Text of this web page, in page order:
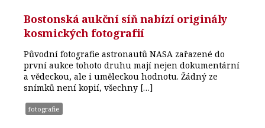
Bostonská aukční síň nabízí originály
kosmických fotografií
Původní fotografie astronautů NASA zařazené do
první aukce tohoto druhu mají nejen dokumentární
a vědeckou, ale i uměleckou hodnotu. Žádný ze
snímků není kopií, všechny […]
fotografie